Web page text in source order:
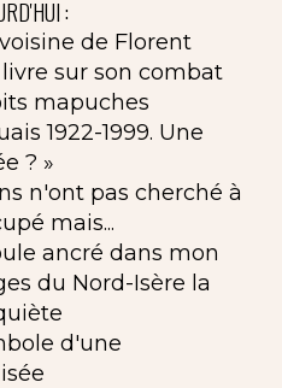
:
de Florent
sur son combat
mapuches
1922-1999. Une
? »
n'ont pas cherché à
mais...
ancré dans mon
du Nord-Isère la
d'une